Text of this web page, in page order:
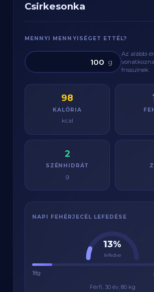
Csirkesonka
MENNYI MENNYISÉGET ETTÉL?
g
Az alábbi
frissülnek.
98
KALÓRIA
kcal
2
SZÉNHIDRÁT
g
NAPI FEHÉRJECÉL LEFEDÉSE
13%
lefedve
18g
Férfi, 30 év, 80 kg